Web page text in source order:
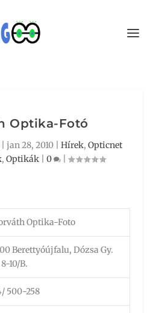
Optika-Fotó
| jan 28, 2010 Hírek, Opticnet
, Optikák 0
Optika-Foto
Berettyóújfalu, Dózsa Gy.
10/B.
500-258